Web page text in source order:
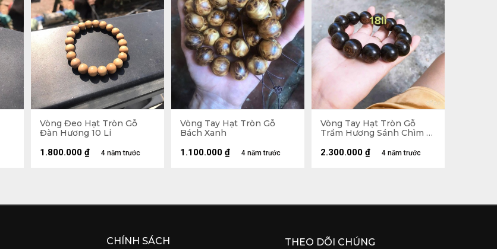
Vòng Đeo Hạt Tròn Gỗ
Đàn Hương 10 Li
4 năm trước
1.800.000 ₫
Vòng Tay Hạt Tròn Gỗ
Bách Xanh
4 năm trước
1.100.000 ₫
Vòng Tay Hạt Tròn Gỗ
Trầm Hương Sánh Chìm 18
4 năm trước
2.300.000 ₫
CHÍNH SÁCH
THEO DÕI CHÚNG